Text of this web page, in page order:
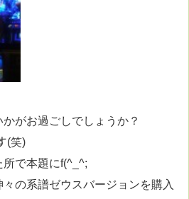
がお過ごしでしょうか？
(笑)
で本題にf(^_^;
の系譜ゼウスバージョンを購入